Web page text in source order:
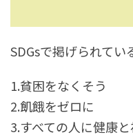
SDGsで掲げられてい
1.貧困をなくそう
2.飢餓をゼロに
3.すべての人に健康